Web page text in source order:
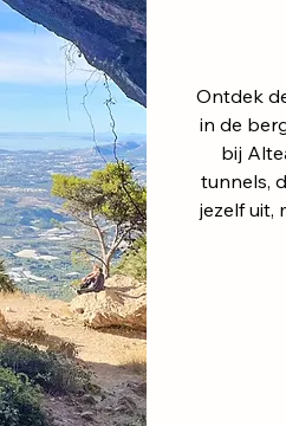
Ontdek
in de
bij
tunnels,
jezelf uit,